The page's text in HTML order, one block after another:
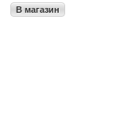
В магазин